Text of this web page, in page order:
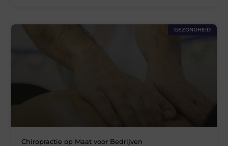
GEZONDHEID
Chiropractie op Maat voor Bedrijven